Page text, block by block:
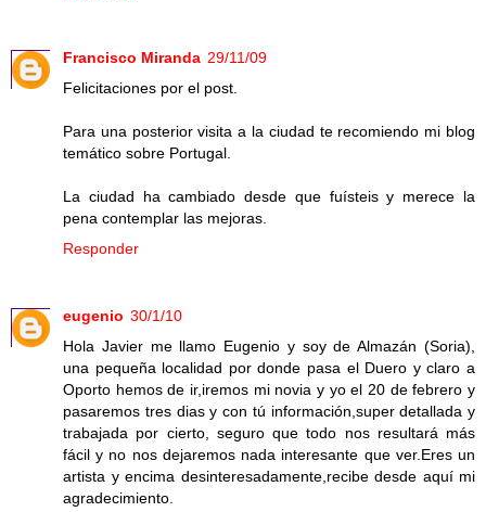
Francisco Miranda 29/11/09
Felicitaciones por el post.
Para una posterior visita a la ciudad te recomiendo mi blog
temático sobre Portugal.
La ciudad ha cambiado desde que fuísteis y merece la
pena contemplar las mejoras.
Responder
eugenio 30/1/10
Hola Javier me llamo Eugenio y soy de Almazán (Soria),
una pequeña localidad por donde pasa el Duero y claro a
Oporto hemos de ir,iremos mi novia y yo el 20 de febrero y
pasaremos tres dias y con tú información,super detallada y
trabajada por cierto, seguro que todo nos resultará más
fácil y no nos dejaremos nada interesante que ver.Eres un
artista y encima desinteresadamente,recibe desde aquí mi
agradecimiento.